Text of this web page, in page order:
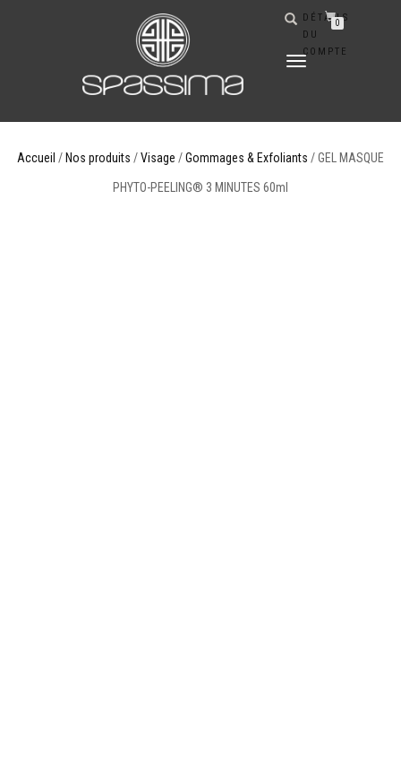
DÉPLIER
DÉTAILS
DU
COMPTE
0
Accueil / Nos produits /Visage /Gommages & Exfoliants / GEL MASQUE
PHYTO-PEELING® 3 MINUTES 60ml